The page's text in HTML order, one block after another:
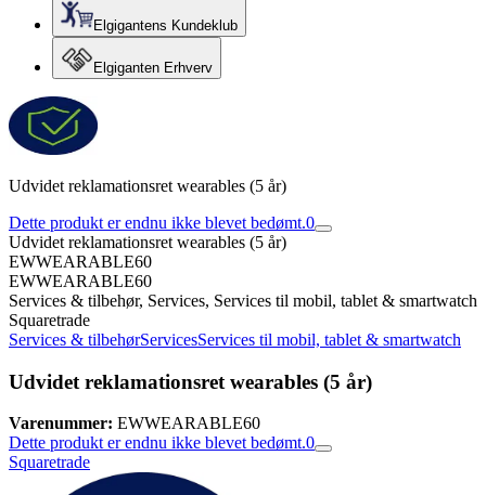
Elgigantens Kundeklub
Elgiganten Erhverv
Udvidet reklamationsret wearables (5 år)
Dette produkt er endnu ikke blevet bedømt.0
Udvidet reklamationsret wearables (5 år)
EWWEARABLE60
EWWEARABLE60
Services & tilbehør, Services, Services til mobil, tablet & smartwatch
Squaretrade
Services & tilbehørServicesServices til mobil, tablet & smartwatch
Udvidet reklamationsret wearables (5 år)
Varenummer: EWWEARABLE60
Dette produkt er endnu ikke blevet bedømt.0
Squaretrade